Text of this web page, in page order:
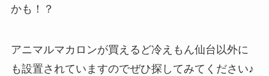
かも！？
アニマルマカロンが買えるど冷えもん仙台以外に
も設置されていますのでぜひ探してみてください♪